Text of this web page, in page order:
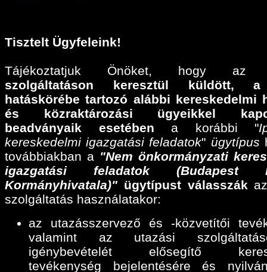
Tisztelt Ügyfeleink!
Tájékoztatjuk Önöket, hogy
szolgáltatáson keresztül küldött,a
hatáskörébe tartozó alábbi kereskedelmi
és közraktározási ügyeikkel
beadványaik esetében a korábbi "
kereskedelmi igazgatási feladatok" ügytípus
továbbiakban a "Nem önkormányzati
igazgatási feladatok (Budapest
Kormányhivatala)" ügytípust válasszák
szolgáltatás használatakor:
az utazásszervező és -közvetítői
valamint az utazási
igénybevételét elősegítő
tevékenység bejelentésére és